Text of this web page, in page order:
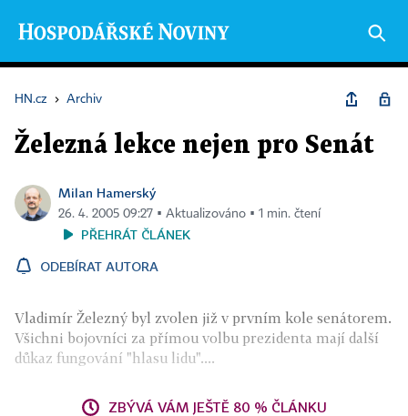
HN.cz › Archiv
Železná lekce nejen pro Senát
Milan Hamerský
26. 4. 2005 09:27 ▪ Aktualizováno ▪ 1 min. čtení
PŘEHRÁT ČLÁNEK
ODEBÍRAT AUTORA
Vladimír Železný byl zvolen již v prvním kole senátorem.
Všichni bojovníci za přímou volbu prezidenta mají další
důkaz fungování "hlasu lidu"....
ZBÝVÁ VÁM JEŠTĚ 80 % ČLÁNKU